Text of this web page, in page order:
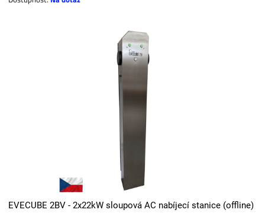
EVECUBE 2BV - 2x22kW sloupová AC nabíjecí stanice (offline)